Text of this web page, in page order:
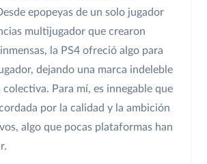
epopeyas de un solo jugador
multijugador que crearon
la PS4 ofreció algo para
dejando una marca indeleble
colectiva. Para mí, es innegable que
por la calidad y la ambición
algo que pocas plataformas han